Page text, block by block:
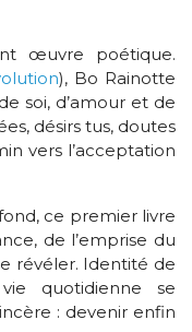
œuvre poétique.
), Bo Rainotte
soi, d’amour et de
désirs tus, doutes
vers l’acceptation
ce premier livre
de l’emprise du
révéler. Identité de
quotidienne se
: devenir enfin